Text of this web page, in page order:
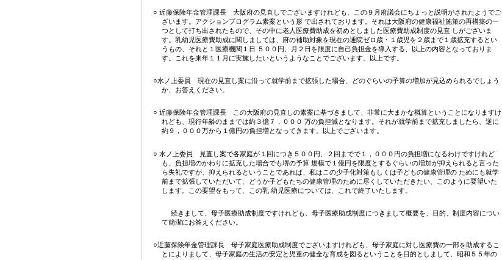
○ 近藤保険年金管理課長 大阪府の見直しでございますけれども、この９月府議会にちょっと説明がされたようでご
ざいます。アクションプログラム素案という形 で出されております。それは大阪府の健康福祉施策の再構築の一
つとして打ち出されたもので、その中に老人医療費助成を初めとしました医療費助成制度の見直 しがございま
す。乳幼児医療費助成に関しましては、府の補助対象を現在の通院ゼロ歳・１歳児を２歳まで１歳拡充するとい
うもの、それと１医療機関１日 ５００円、月２日を限度に自己負担金を導入する、以上の内容となっておりま
す。これを来年１１月に実施したいというようなことでございます。以上です。
○水ノ上委員 現在の見直し案に沿って就学前まで拡張した場合、どのぐらいの予算の増加が見込められるでしょう
か、お答えください。
○ 近藤保険年金管理課長 この大阪府の見直しの素案に基づきまして、非常に大まかな概算ということになりますけ
れども、現行年齢のままでは約３億７，０００ 万の負担減となります。それが就学前まで拡充しましたら、逆に
約９，０００万から１億円の負担増となってきます。以上でございます。
○ 水ノ上委員 見直し案で各家庭が１回につき５００円、２回までで１，０００円の負担増になるわけですけれど
も、負担増のかわりに拡充した場合でも堺の予算 規模で１億円を限度とするぐらいの増加が抑えられると言った
ら失礼ですが、抑えられるということであれば、私はこの少子化対策もしくは子どもの健康管理の ためにも就学
前まで拡張していただいて、どうか子どもたちの健康管理のために尽くしていただきたい、このように要望いた
します。この要望をもって、この乳 幼児医療については、これで終了いたします。
続きまして、母子医療助成制度ですけれども、母子医療助成制度につきまして概要を、目的、制度内容につい
て簡潔にお答えください。
○近藤保険年金管理課長 母子家庭医療助成制度でございますけれども、母子家庭に対し医療費の一部を助成するこ
とによりまして、母子家庭の生活の安定と児童の健全な育成を図るということを目的としまして、昭和５５年の